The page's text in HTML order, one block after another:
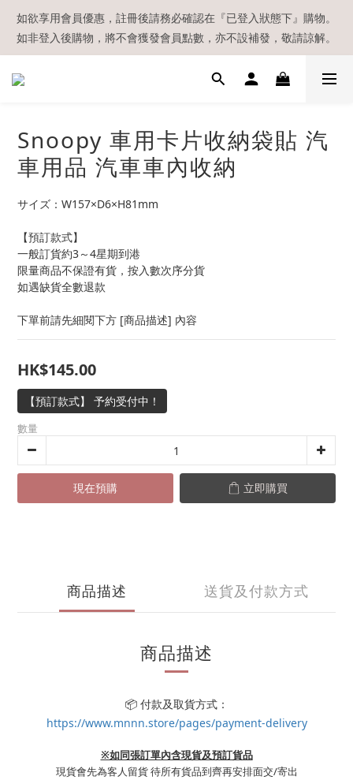
【現貨區】內款式均為在港現貨，現貨區以外的所有貨品都需要訂
貨喔！
如欲享用會員優惠，註冊後請務必確認在『已登入狀態下』購物。
如非登入後購物，將不會獲發會員點數，亦不設補發，敬請諒解。
溫馨提示：所有順豐快遞／本地及國際郵遞寄出後，本店只會以電
【現貨區】內款式均為在港現貨，現貨區以外的所有貨品都需要訂
貨喔！
Snoopy 車用卡片收納袋貼 汽
車用品 汽車車內收納
サイズ：W157×D6×H81mm
【預訂款式】
一般訂貨約3～4星期到港
限量商品不保證有貨，按入數次序分貨
如遇缺貨全數退款
下單前請先細閱下方 [商品描述] 內容
HK$145.00
【預訂款式】 予約受付中！
數量
現在預購 立即購買
商品描述 送貨及付款方式
商品描述
📦 付款及取貨方式：
https://www.mnnn.store/pages/payment-delivery
※如同張訂單內含現貨及預訂貨品
現貨會先為客人留貨 待所有貨品到齊再安排面交/寄出